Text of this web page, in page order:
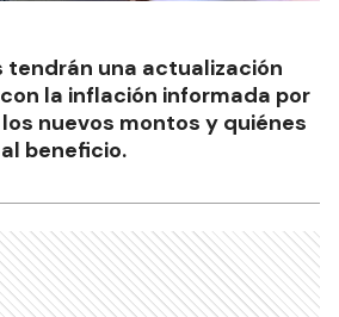
tendrán una actualización
la inflación informada por
nuevos montos y quiénes
beneficio.